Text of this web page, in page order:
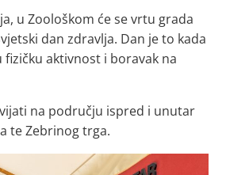
u Zoološkom će se vrtu grada
dan zdravlja. Dan je to kada
aktivnost i boravak na
na području ispred i unutar
te Zebrinog trga.